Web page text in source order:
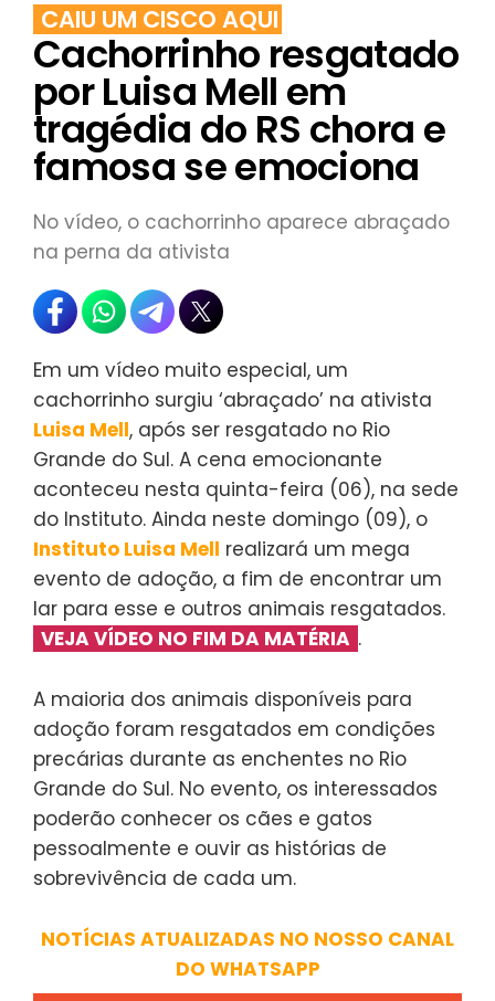
CAIU UM CISCO AQUI
Cachorrinho resgatado
por Luisa Mell em
tragédia do RS chora e
famosa se emociona
No vídeo, o cachorrinho aparece abraçado
na perna da ativista
Em um vídeo muito especial, um
cachorrinho surgiu ‘abraçado’ na ativista
Luisa Mell, após ser resgatado no Rio
Grande do Sul. A cena emocionante
aconteceu nesta quinta-feira (06), na sede
do Instituto. Ainda neste domingo (09), o
Instituto Luisa Mell realizará um mega
evento de adoção, a fim de encontrar um
lar para esse e outros animais resgatados.
VEJA VÍDEO NO FIM DA MATÉRIA .
A maioria dos animais disponíveis para
adoção foram resgatados em condições
precárias durante as enchentes no Rio
Grande do Sul. No evento, os interessados
poderão conhecer os cães e gatos
pessoalmente e ouvir as histórias de
sobrevivência de cada um.
NOTÍCIAS ATUALIZADAS NO NOSSO CANAL
DO WHATSAPP